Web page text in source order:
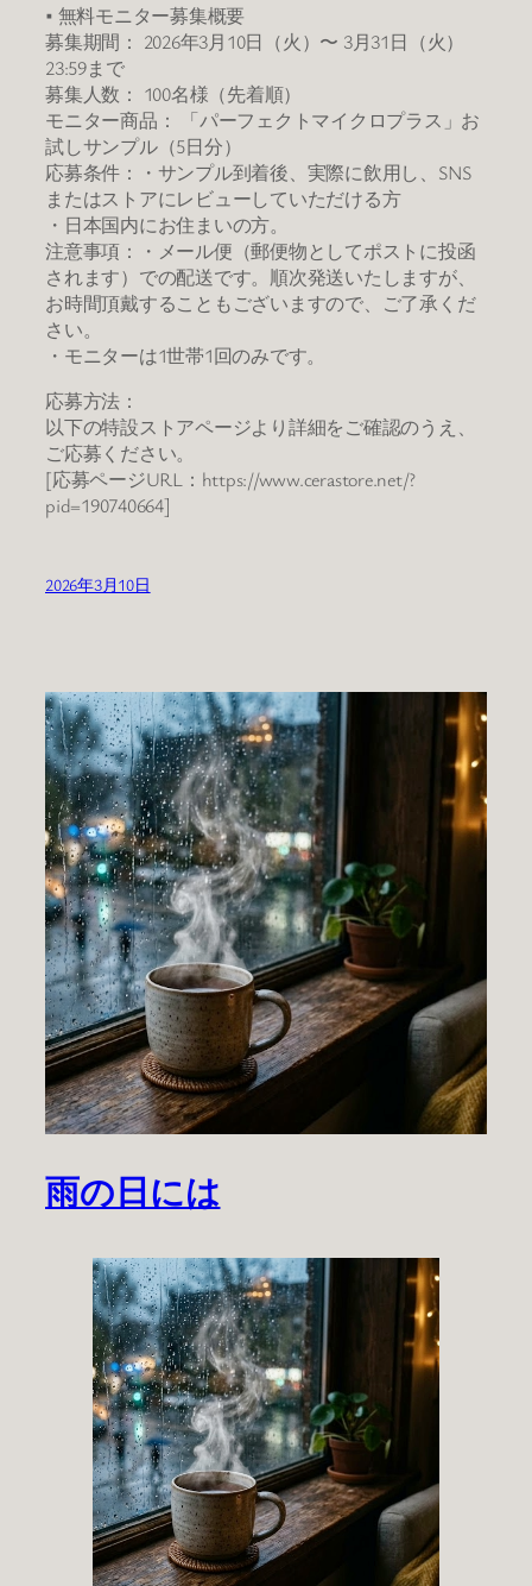
■ 無料モニター募集概要
募集期間： 2026年3月10日（火）〜 3月31日（火）
23:59まで
募集人数： 100名様（先着順）
モニター商品： 「パーフェクトマイクロプラス」お
試しサンプル（5日分）
応募条件：・サンプル到着後、実際に飲用し、SNS
またはストアにレビューしていただける方
・日本国内にお住まいの方。
注意事項：・メール便（郵便物としてポストに投函
されます）での配送です。順次発送いたしますが、
お時間頂戴することもございますので、ご了承くだ
さい。
・モニターは1世帯1回のみです。
応募方法：
以下の特設ストアページより詳細をご確認のうえ、
ご応募ください。
[応募ページURL：https://www.cerastore.net/?
pid=190740664]
2026年3月10日
雨の日には